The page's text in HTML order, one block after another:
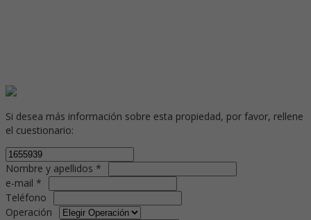
Si desea más información sobre esta propiedad, por favor, rellene
el cuestionario:
Nombre y apellidos *
e-mail *
Teléfono
Operación